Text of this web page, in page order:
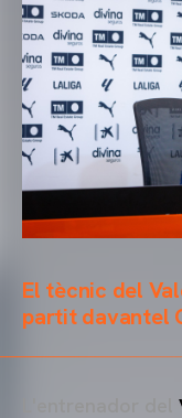
El tècnic del
partit davantel